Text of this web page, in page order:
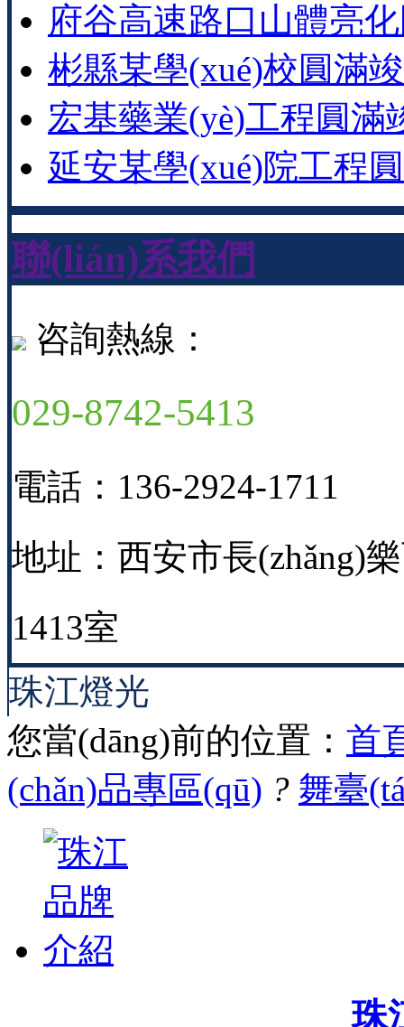
府谷高速路口山體亮化
彬縣某學(xué)校圓滿竣工
宏基藥業(yè)工程圓滿
延安某學(xué)院工程
聯(lián)系我們
咨詢熱線：
029-8742-5413
電話：136-2924-1711
地址：西安市長(zhǎng)
1413室
珠江燈光
您當(dāng)前的位置： 首
(chǎn)品專區(qū) ? 舞臺
珠